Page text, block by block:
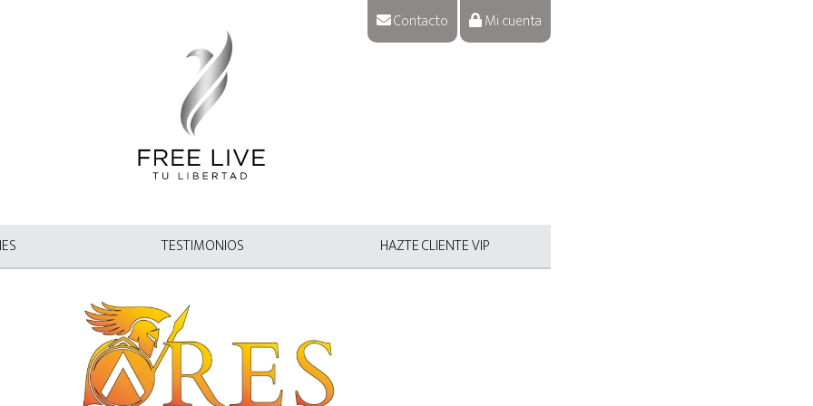
Contacto Mi cuenta
TESTIMONIOS HAZTE CLIENTE VIP